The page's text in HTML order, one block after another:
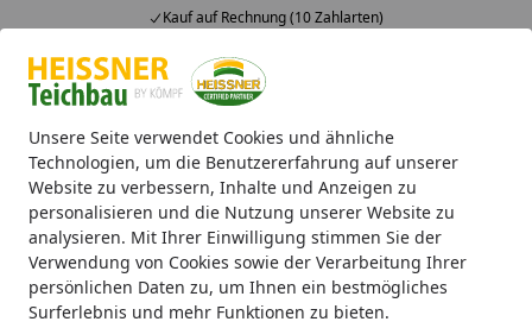
Unsere Seite verwendet Cookies und ähnliche
Technologien, um die Benutzererfahrung auf unserer
Website zu verbessern, Inhalte und Anzeigen zu
personalisieren und die Nutzung unserer Website zu
analysieren. Mit Ihrer Einwilligung stimmen Sie der
Verwendung von Cookies sowie der Verarbeitung Ihrer
persönlichen Daten zu, um Ihnen ein bestmögliches
Surferlebnis und mehr Funktionen zu bieten.
Kauf auf Rechnung (10 Zahlarten)
Alle Produkte
Mein Konto
Suchen
Startseite
Poolwelt Zubehör & Technik Zubehör für Pooltechnik
Summer Fun Schlauchtülle m.
Gewinde